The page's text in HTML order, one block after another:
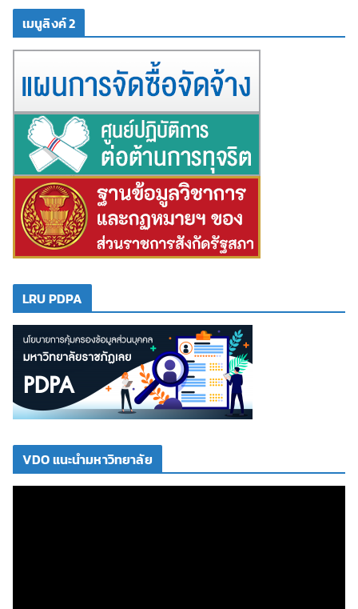
เมนูลิงค์ 2
LRU PDPA
VDO แนะนำมหาวิทยาลัย